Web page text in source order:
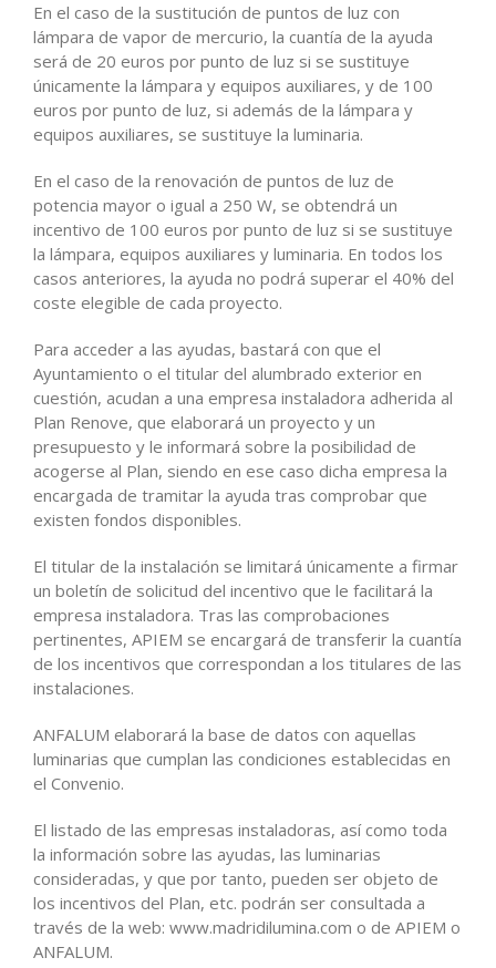
En el caso de la sustitución de puntos de luz con
lámpara de vapor de mercurio, la cuantía de la ayuda
será de 20 euros por punto de luz si se sustituye
únicamente la lámpara y equipos auxiliares, y de 100
euros por punto de luz, si además de la lámpara y
equipos auxiliares, se sustituye la luminaria.
En el caso de la renovación de puntos de luz de
potencia mayor o igual a 250 W, se obtendrá un
incentivo de 100 euros por punto de luz si se sustituye
la lámpara, equipos auxiliares y luminaria. En todos los
casos anteriores, la ayuda no podrá superar el 40% del
coste elegible de cada proyecto.
Para acceder a las ayudas, bastará con que el
Ayuntamiento o el titular del alumbrado exterior en
cuestión, acudan a una empresa instaladora adherida al
Plan Renove, que elaborará un proyecto y un
presupuesto y le informará sobre la posibilidad de
acogerse al Plan, siendo en ese caso dicha empresa la
encargada de tramitar la ayuda tras comprobar que
existen fondos disponibles.
El titular de la instalación se limitará únicamente a firmar
un boletín de solicitud del incentivo que le facilitará la
empresa instaladora. Tras las comprobaciones
pertinentes, APIEM se encargará de transferir la cuantía
de los incentivos que correspondan a los titulares de las
instalaciones.
ANFALUM elaborará la base de datos con aquellas
luminarias que cumplan las condiciones establecidas en
el Convenio.
El listado de las empresas instaladoras, así como toda
la información sobre las ayudas, las luminarias
consideradas, y que por tanto, pueden ser objeto de
los incentivos del Plan, etc. podrán ser consultada a
través de la web: www.madridilumina.com o de APIEM o
ANFALUM.